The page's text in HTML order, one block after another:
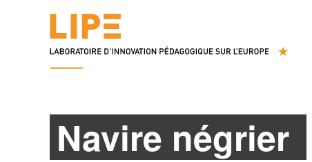
Navire négrier